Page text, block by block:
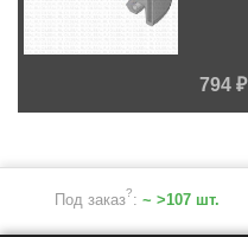
Под заказ?: ~ >107 шт.
794 ₽